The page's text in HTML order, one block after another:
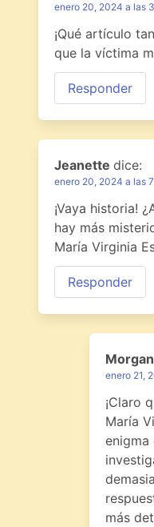
enero 20, 2024 a las
¡Qué artículo
que la víctima
Responder
Jeanette dice:
enero 20, 2024 a las
¡Vaya historia!
hay más
María Virginia
Responder
enero 21,
¡Claro
María
enigma
más